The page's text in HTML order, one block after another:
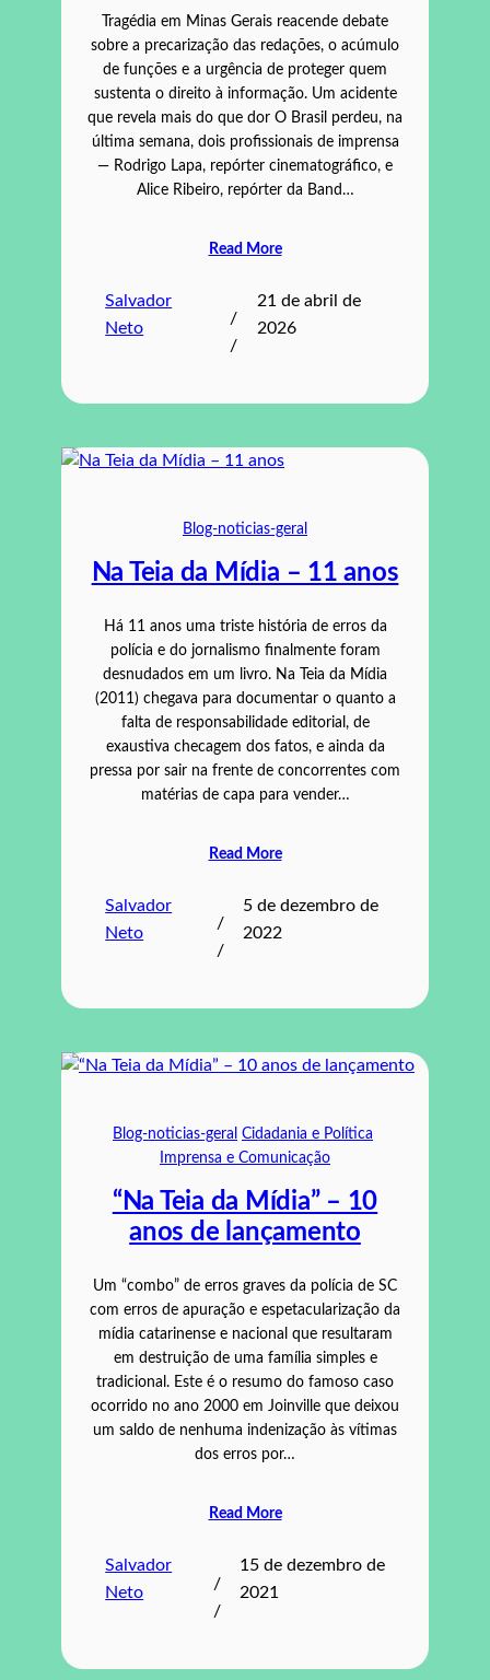
Tragédia em Minas Gerais reacende debate
sobre a precarização das redações, o acúmulo
de funções e a urgência de proteger quem
sustenta o direito à informação. Um acidente
que revela mais do que dor O Brasil perdeu, na
última semana, dois profissionais de imprensa
— Rodrigo Lapa, repórter cinematográfico, e
Alice Ribeiro, repórter da Band…
Read More
Salvador
Neto
/
/
21 de abril de
2026
Blog-noticias-geral
Na Teia da Mídia – 11 anos
Há 11 anos uma triste história de erros da
polícia e do jornalismo finalmente foram
desnudados em um livro. Na Teia da Mídia
(2011) chegava para documentar o quanto a
falta de responsabilidade editorial, de
exaustiva checagem dos fatos, e ainda da
pressa por sair na frente de concorrentes com
matérias de capa para vender…
Read More
Salvador
Neto
/
/
5 de dezembro de
2022
Blog-noticias-geral Cidadania e Política
Imprensa e Comunicação
“Na Teia da Mídia” – 10
anos de lançamento
Um “combo” de erros graves da polícia de SC
com erros de apuração e espetacularização da
mídia catarinense e nacional que resultaram
em destruição de uma família simples e
tradicional. Este é o resumo do famoso caso
ocorrido no ano 2000 em Joinville que deixou
um saldo de nenhuma indenização às vítimas
dos erros por…
Read More
Salvador
Neto
/
/
15 de dezembro de
2021